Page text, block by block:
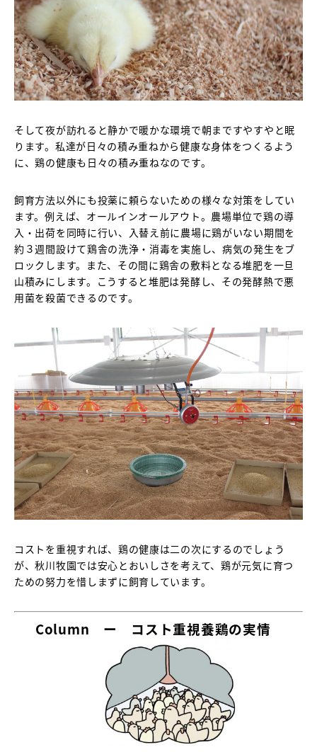
そして夜が訪れると静かで暖かな環境で朝まですやすやと眠
ります。私達が日々の積み重ねから健康な身体をつくるよう
に、鶏の健康も日々の積み重ねなのです。
飼育方法以外にも投薬に頼らないための様々な対策をしてい
ます。例えば、オールインオールアウト。農場単位で鶏の導
入・出荷を同時に行い、入替え前に農場に鶏がいない期間を
約３週間設けて鶏舎の洗浄・消毒を実施し、病気の発生をブ
ロックします。また、その間に鶏舎の敷料となる堆肥を一旦
山積みにします。こうすると堆肥は発酵し、その発酵熱で悪
用菌を殺菌できるのです。
コストを重視すれば、鶏の健康は二の次にするのでしょう
が、秋川牧園では安心とおいしさを考えて、鶏が元気に育つ
ための努力を惜しまずに飼育しています。
Column ー コスト重視養鶏の実情